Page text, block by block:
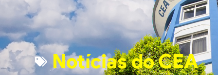
Notícias do CEA